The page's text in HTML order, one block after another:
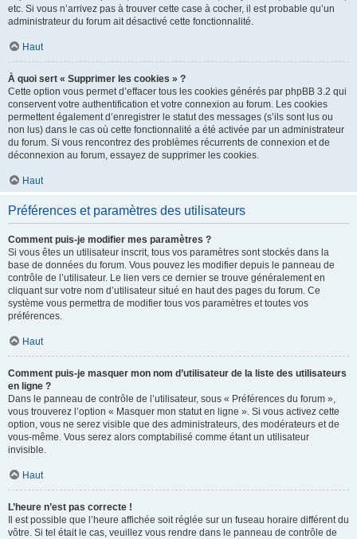
etc. Si vous n’arrivez pas à trouver cette case à cocher, il est probable qu’un
administrateur du forum ait désactivé cette fonctionnalité.
Haut
À quoi sert « Supprimer les cookies » ?
Cette option vous permet d’effacer tous les cookies générés par phpBB 3.2 qui
conservent votre authentification et votre connexion au forum. Les cookies
permettent également d’enregistrer le statut des messages (s’ils sont lus ou
non lus) dans le cas où cette fonctionnalité a été activée par un administrateur
du forum. Si vous rencontrez des problèmes récurrents de connexion et de
déconnexion au forum, essayez de supprimer les cookies.
Haut
Préférences et paramètres des utilisateurs
Comment puis-je modifier mes paramètres ?
Si vous êtes un utilisateur inscrit, tous vos paramètres sont stockés dans la
base de données du forum. Vous pouvez les modifier depuis le panneau de
contrôle de l’utilisateur. Le lien vers ce dernier se trouve généralement en
cliquant sur votre nom d’utilisateur situé en haut des pages du forum. Ce
système vous permettra de modifier tous vos paramètres et toutes vos
préférences.
Haut
Comment puis-je masquer mon nom d’utilisateur de la liste des utilisateurs
en ligne ?
Dans le panneau de contrôle de l’utilisateur, sous « Préférences du forum »,
vous trouverez l’option « Masquer mon statut en ligne ». Si vous activez cette
option, vous ne serez visible que des administrateurs, des modérateurs et de
vous-même. Vous serez alors comptabilisé comme étant un utilisateur
invisible.
Haut
L’heure n’est pas correcte !
Il est possible que l’heure affichée soit réglée sur un fuseau horaire différent du
vôtre. Si tel était le cas, veuillez vous rendre dans le panneau de contrôle de